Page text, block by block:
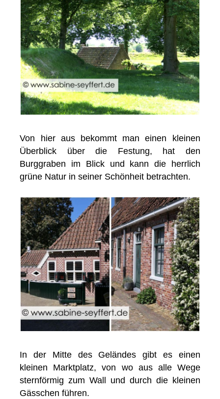
Von hier aus bekommt man einen kleinen
Überblick über die Festung, hat den
Burggraben im Blick und kann die herrlich
grüne Natur in seiner Schönheit betrachten.
In der Mitte des Geländes gibt es einen
kleinen Marktplatz, von wo aus alle Wege
sternförmig zum Wall und durch die kleinen
Gässchen führen.